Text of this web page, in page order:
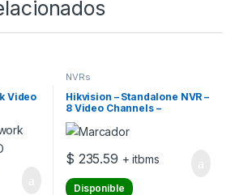
Video
NVRs
Hikvision – Standalone NVR –
8 Video Channels –
Accusense PoE
$ 235.59 + itbms
Disponible